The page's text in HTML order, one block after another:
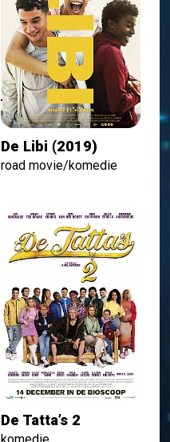
De Libi (2019)
road movie/komedie
De Tatta’s 2